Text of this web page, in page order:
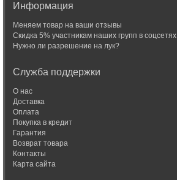
Информация
Меняем товар на ваши отзывы
Скидка 5% участникам наших групп в соцсетях
Нужно ли разрешение на лук?
Служба поддержки
О нас
Доставка
Оплата
Покупка в кредит
Гарантия
Возврат товара
Контакты
Карта сайта